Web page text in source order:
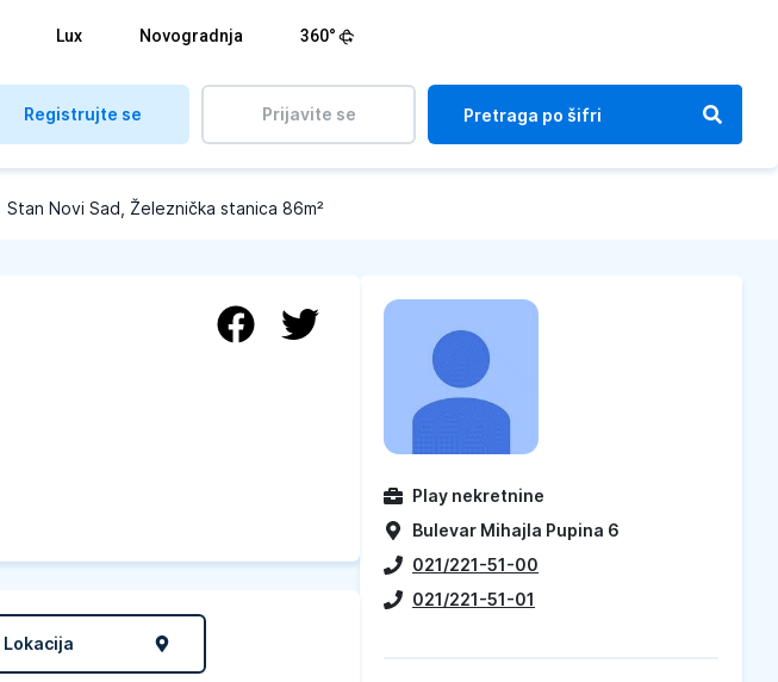
Lux Novogradnja 360°
Registrujte se Prijavite se
Stan Novi Sad, Železnička stanica 86m²
Lokacija
Play nekretnine
Bulevar Mihajla Pupina 6
021/221-51-00
021/221-51-01